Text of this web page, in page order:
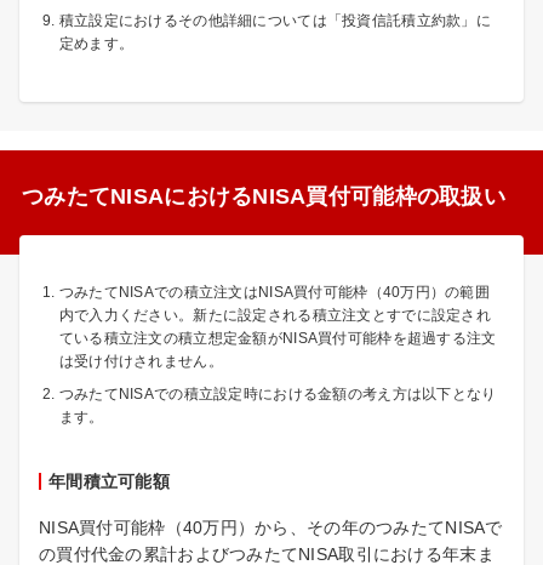
積立設定におけるその他詳細については「投資信託積立約款」に
定めます。
つみたてNISAにおけるNISA買付可能枠の取扱い
つみたてNISAでの積立注文はNISA買付可能枠（40万円）の範囲
内で入力ください。新たに設定される積立注文とすでに設定され
ている積立注文の積立想定金額がNISA買付可能枠を超過する注文
は受け付けされません。
つみたてNISAでの積立設定時における金額の考え方は以下となり
ます。
年間積立可能額
NISA買付可能枠（40万円）から、その年のつみたてNISAで
の買付代金の累計およびつみたてNISA取引における年末ま